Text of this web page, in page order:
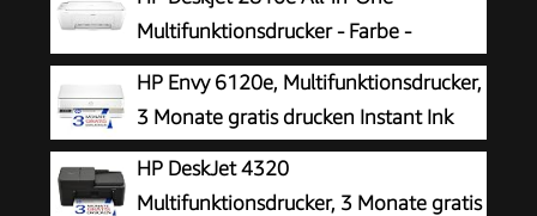
Duplexdruck | Kabelloses Drucken vom
Smartphone leicht gemacht PIXMA Print Plan
kompatibel
Multifunktionsdrucker - Farbe -
Tintenstrahl - 216 x 297 mm (Original)
- A4/Legal (Medien) - bis zu 7.5 Seiten/Min.
(Drucken) - 60 Blatt - USB 2.0, Bluetooth, Wi-
Fi(n)
HP Envy 6120e, Multifunktionsdrucker,
3 Monate gratis drucken Instant Ink
inklusive, Drucken, Kopieren, Scannen,
Mobiler Faxversand, Wi-Fi, Beidseitiger Druck
HP DeskJet 4320
Multifunktionsdrucker, 3 Monate gratis